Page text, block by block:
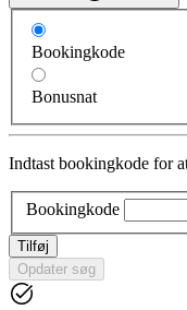
Bookingkode
Bonusnat
Indtast bookingkode for
Bookingkode
Tilføj
Opdater søg